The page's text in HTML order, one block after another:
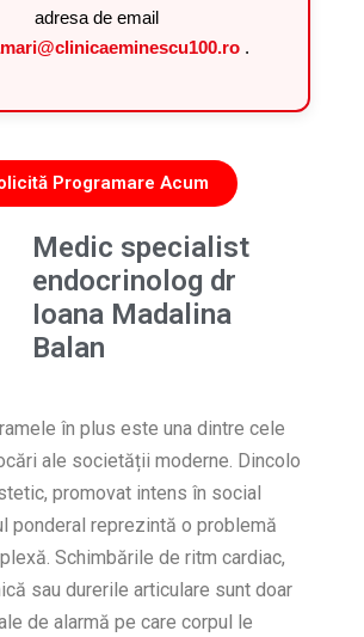
adresa de email
.
Programare Acum
Medic specialist
endocrinolog dr
Ioana Madalina
Balan
în plus este una dintre cele
ale societății moderne. Dincolo
promovat intens în social
ponderal reprezintă o problemă
Schimbările de ritm cardiac,
sau durerile articulare sunt doar
de alarmă pe care corpul le